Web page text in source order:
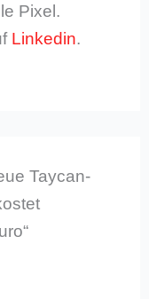
Pixel.
Linkedin.
Taycan-